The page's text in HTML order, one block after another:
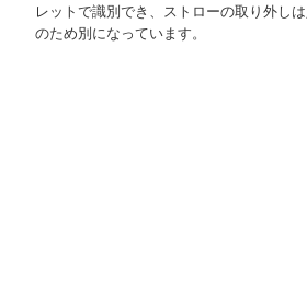
レットで識別でき、ストローの取り外し
のため別になっています。